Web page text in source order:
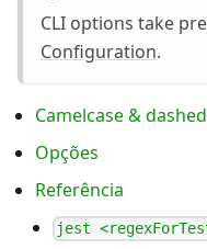
CLI options take
Configuration.
Camelcase &
Opções
Referência
jest